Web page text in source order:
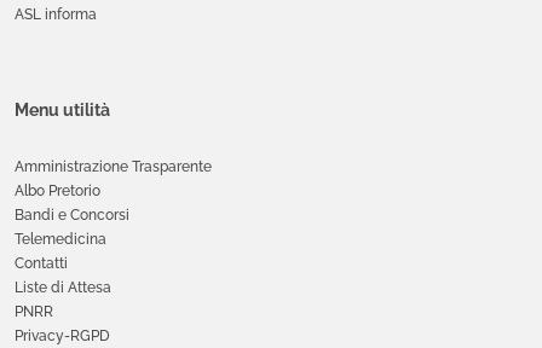
ASL informa
Menu utilità
Amministrazione Trasparente
Albo Pretorio
Bandi e Concorsi
Telemedicina
Contatti
Liste di Attesa
PNRR
Privacy-RGPD